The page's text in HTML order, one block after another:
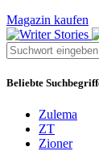
Magazin kaufen
Beliebte
Zulema
ZT
Zioner